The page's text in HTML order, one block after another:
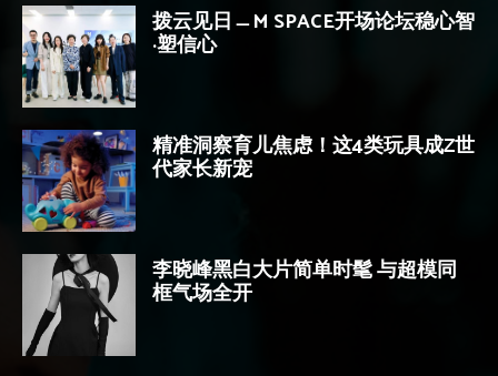
拨云见日﹘M SPACE开场论坛稳心智
·塑信心
精准洞察育儿焦虑！这4类玩具成Z世
代家长新宠
李晓峰黑白大片简单时髦 与超模同
框气场全开